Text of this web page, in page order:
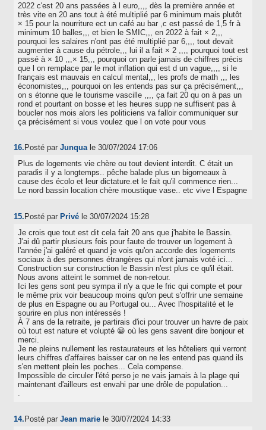
2022 c'est 20 ans passées à l euro,,,, dès la première année et
très vite en 20 ans tout à été multiplié par 6 minimum mais plutôt
× 15 pour la nourriture ect un café au bar ,c est passé de 1,5 fr à
minimum 10 balles,,, et bien le SMIC,,, en 2022 à fait × 2,,,
pourquoi les salaires n'ont pas été multiplié par 6,,,, tout devait
augmenter à cause du pétrole,,, lui il a fait × 2 ,,,, pourquoi tout est
passé à × 10 ,,,× 15,,, pourquoi on parle jamais de chiffres précis
que l on remplace par le mot inflation qui est d un vague,,,, si le
français est mauvais en calcul mental,,, les profs de math ,,, les
économistes,,, pourquoi on les entends pas sur ça précisément,,,
on s étonne que le tourisme vascille ,,,, ça fait 20 qu on à pas un
rond et pourtant on bosse et les heures supp ne suffisent pas à
boucler nos mois alors les politiciens va falloir communiquer sur
ça précisément si vous voulez que l on vote pour vous
16. Posté par Junqua le 30/07/2024 17:06
Plus de logements vie chère ou tout devient interdit. C était un
paradis il y a longtemps.. pêche balade plus un bigorneaux à
cause des écolo et leur dictature.et le fait qu'il commence rien...
Le nord bassin location chère moustique vase.. etc vive l Espagne
15. Posté par Privé le 30/07/2024 15:28
Je crois que tout est dit cela fait 20 ans que j'habite le Bassin.
J'ai dû partir plusieurs fois pour faute de trouver un logement à
l'année j'ai galéré et quand je vois qu'on accorde des logements
sociaux à des personnes étrangères qui n'ont jamais voté ici...
Construction sur construction le Bassin n'est plus ce qu'il était.
Nous avons atteint le sommet de non-retour.
Ici les gens sont peu sympa il n'y a que le fric qui compte et pour
le même prix voir beaucoup moins qu'on peut s'offrir une semaine
de plus en Espagne ou au Portugal ou... Avec l'hospitalité et le
sourire en plus non intéressés !
À 7 ans de la retraite, je partirais d'ici pour trouver un havre de paix
où tout est nature et volupté 😀 où les gens savent dire bonjour et
merci.
Je ne pleins nullement les restaurateurs et les hôteliers qui verront
leurs chiffres d'affaires baisser car on ne les entend pas quand ils
s'en mettent plein les poches... Cela compense.
Impossible de circuler l'été perso je ne vais jamais à la plage qui
maintenant d'ailleurs est envahi par une drôle de population...
14. Posté par Jean marie le 30/07/2024 14:33